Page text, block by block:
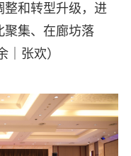
整和转型升级，进
聚集、在廊坊落
张欢）